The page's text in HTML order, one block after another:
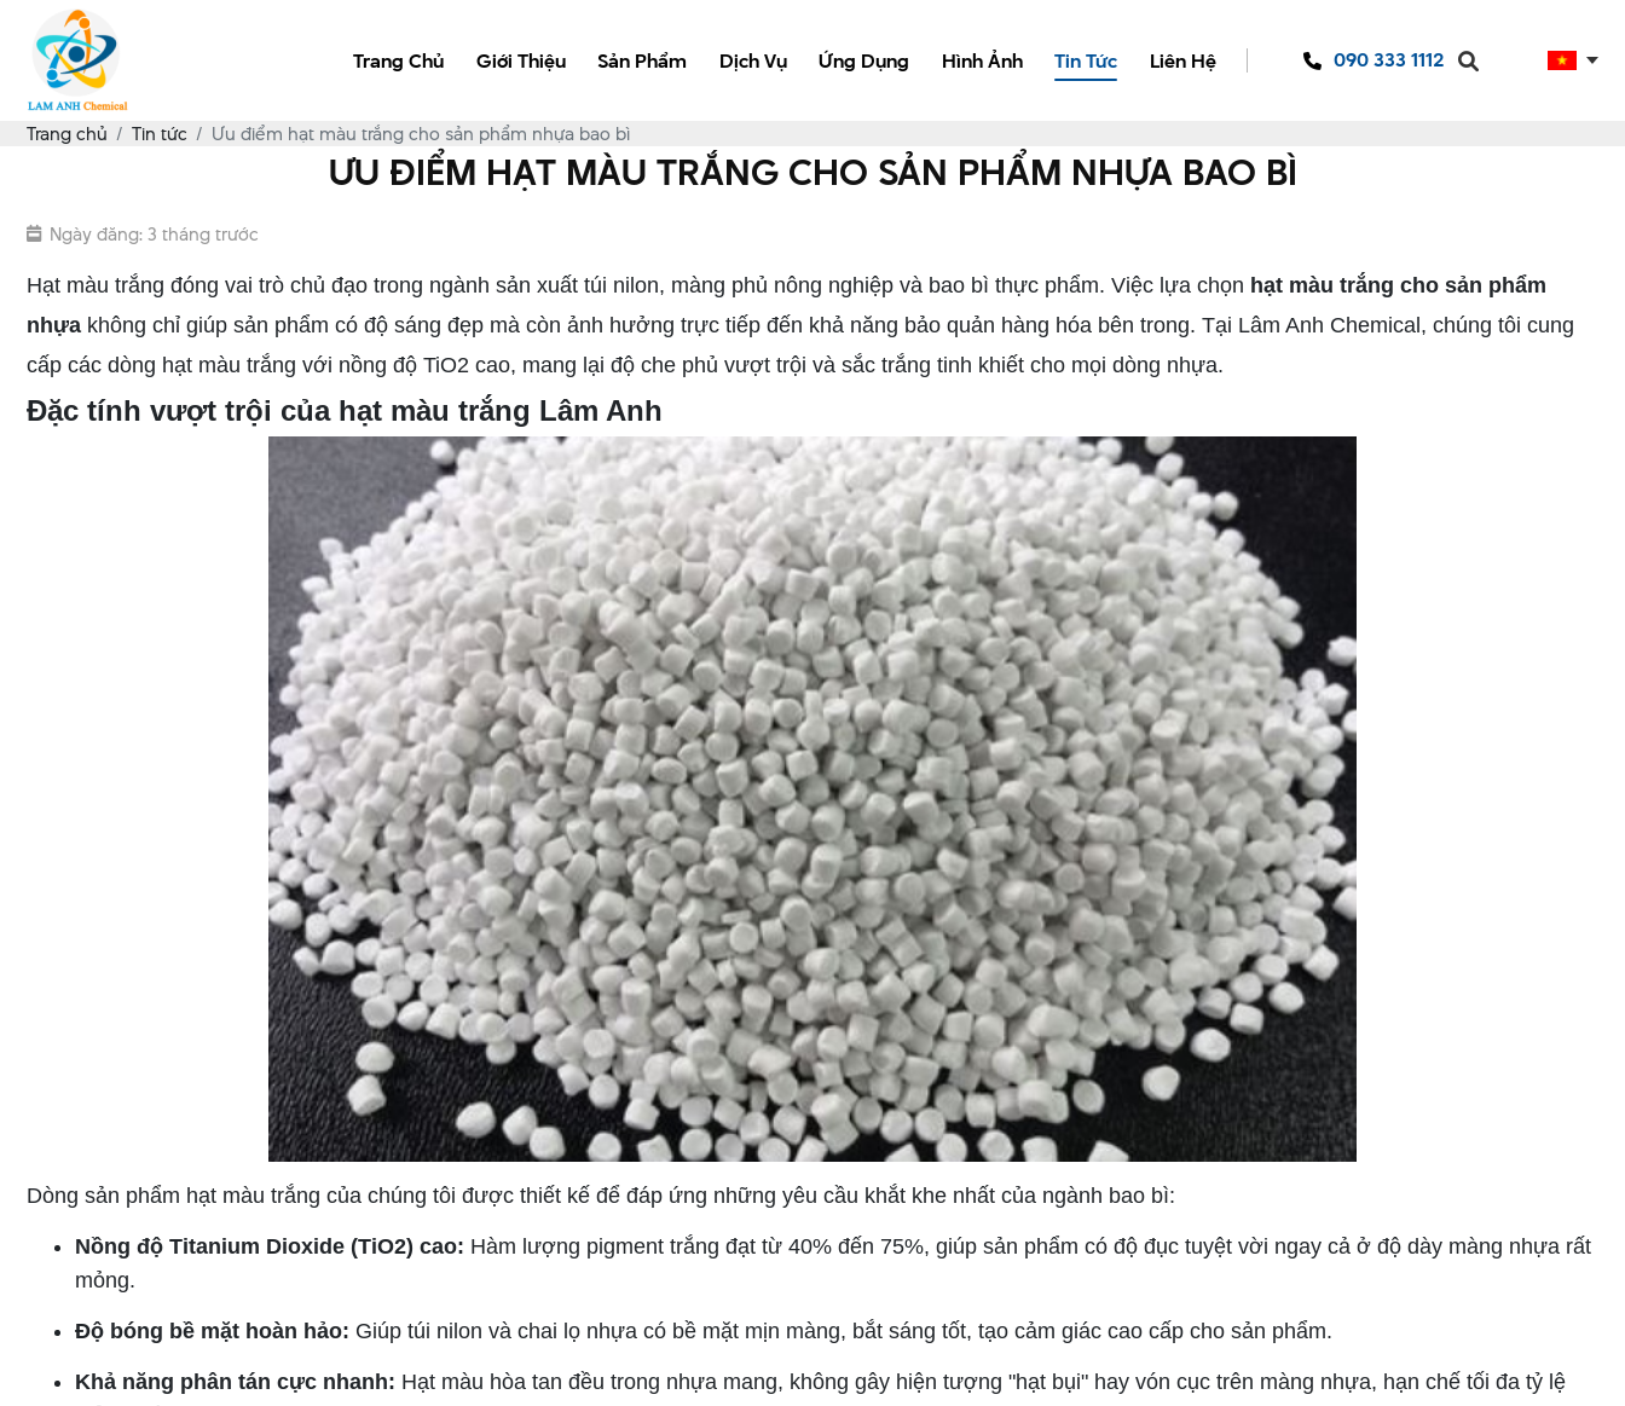
Trang Chủ Giới Thiệu Sản Phẩm Dịch Vụ Ứng Dụng Hình Ảnh Tin Tức Liên Hệ 090 333 1112
Trang chủ Tin tức Ưu điểm hạt màu trắng cho sản phẩm nhựa bao bì
ƯU ĐIỂM HẠT MÀU TRẮNG CHO SẢN PHẨM NHỰA BAO BÌ
Ngày đăng: 3 tháng trước
Hạt màu trắng đóng vai trò chủ đạo trong ngành sản xuất túi nilon, màng phủ nông nghiệp và bao bì thực phẩm. Việc lựa chọn hạt màu trắng cho sản phẩm
nhựa không chỉ giúp sản phẩm có độ sáng đẹp mà còn ảnh hưởng trực tiếp đến khả năng bảo quản hàng hóa bên trong. Tại Lâm Anh Chemical, chúng tôi cung
cấp các dòng hạt màu trắng với nồng độ TiO2 cao, mang lại độ che phủ vượt trội và sắc trắng tinh khiết cho mọi dòng nhựa.
Đặc tính vượt trội của hạt màu trắng Lâm Anh
Dòng sản phẩm hạt màu trắng của chúng tôi được thiết kế để đáp ứng những yêu cầu khắt khe nhất của ngành bao bì:
Nồng độ Titanium Dioxide (TiO2) cao: Hàm lượng pigment trắng đạt từ 40% đến 75%, giúp sản phẩm có độ đục tuyệt vời ngay cả ở độ dày màng nhựa rất
mỏng.
Độ bóng bề mặt hoàn hảo: Giúp túi nilon và chai lọ nhựa có bề mặt mịn màng, bắt sáng tốt, tạo cảm giác cao cấp cho sản phẩm.
Khả năng phân tán cực nhanh: Hạt màu hòa tan đều trong nhựa mang, không gây hiện tượng "hạt bụi" hay vón cục trên màng nhựa, hạn chế tối đa tỷ lệ